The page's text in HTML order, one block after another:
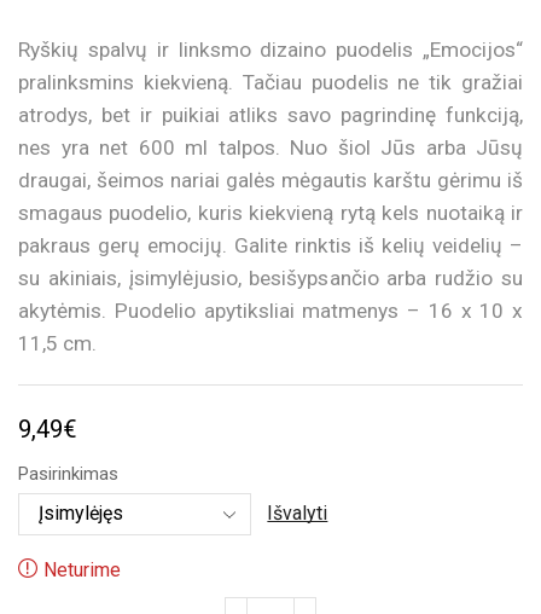
Ryškių spalvų ir linksmo dizaino puodelis „Emocijos“
pralinksmins kiekvieną. Tačiau puodelis ne tik gražiai
atrodys, bet ir puikiai atliks savo pagrindinę funkciją,
nes yra net 600 ml talpos. Nuo šiol Jūs arba Jūsų
draugai, šeimos nariai galės mėgautis karštu gėrimu iš
smagaus puodelio, kuris kiekvieną rytą kels nuotaiką ir
pakraus gerų emocijų. Galite rinktis iš kelių veidelių –
su akiniais, įsimylėjusio, besišypsančio arba rudžio su
akytėmis. Puodelio apytiksliai matmenys – 16 x 10 x
11,5 cm.
9,49€
Pasirinkimas
Išvalyti
Neturime